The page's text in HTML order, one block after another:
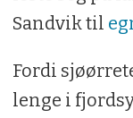
Sandvik til
Fordi
lenge i